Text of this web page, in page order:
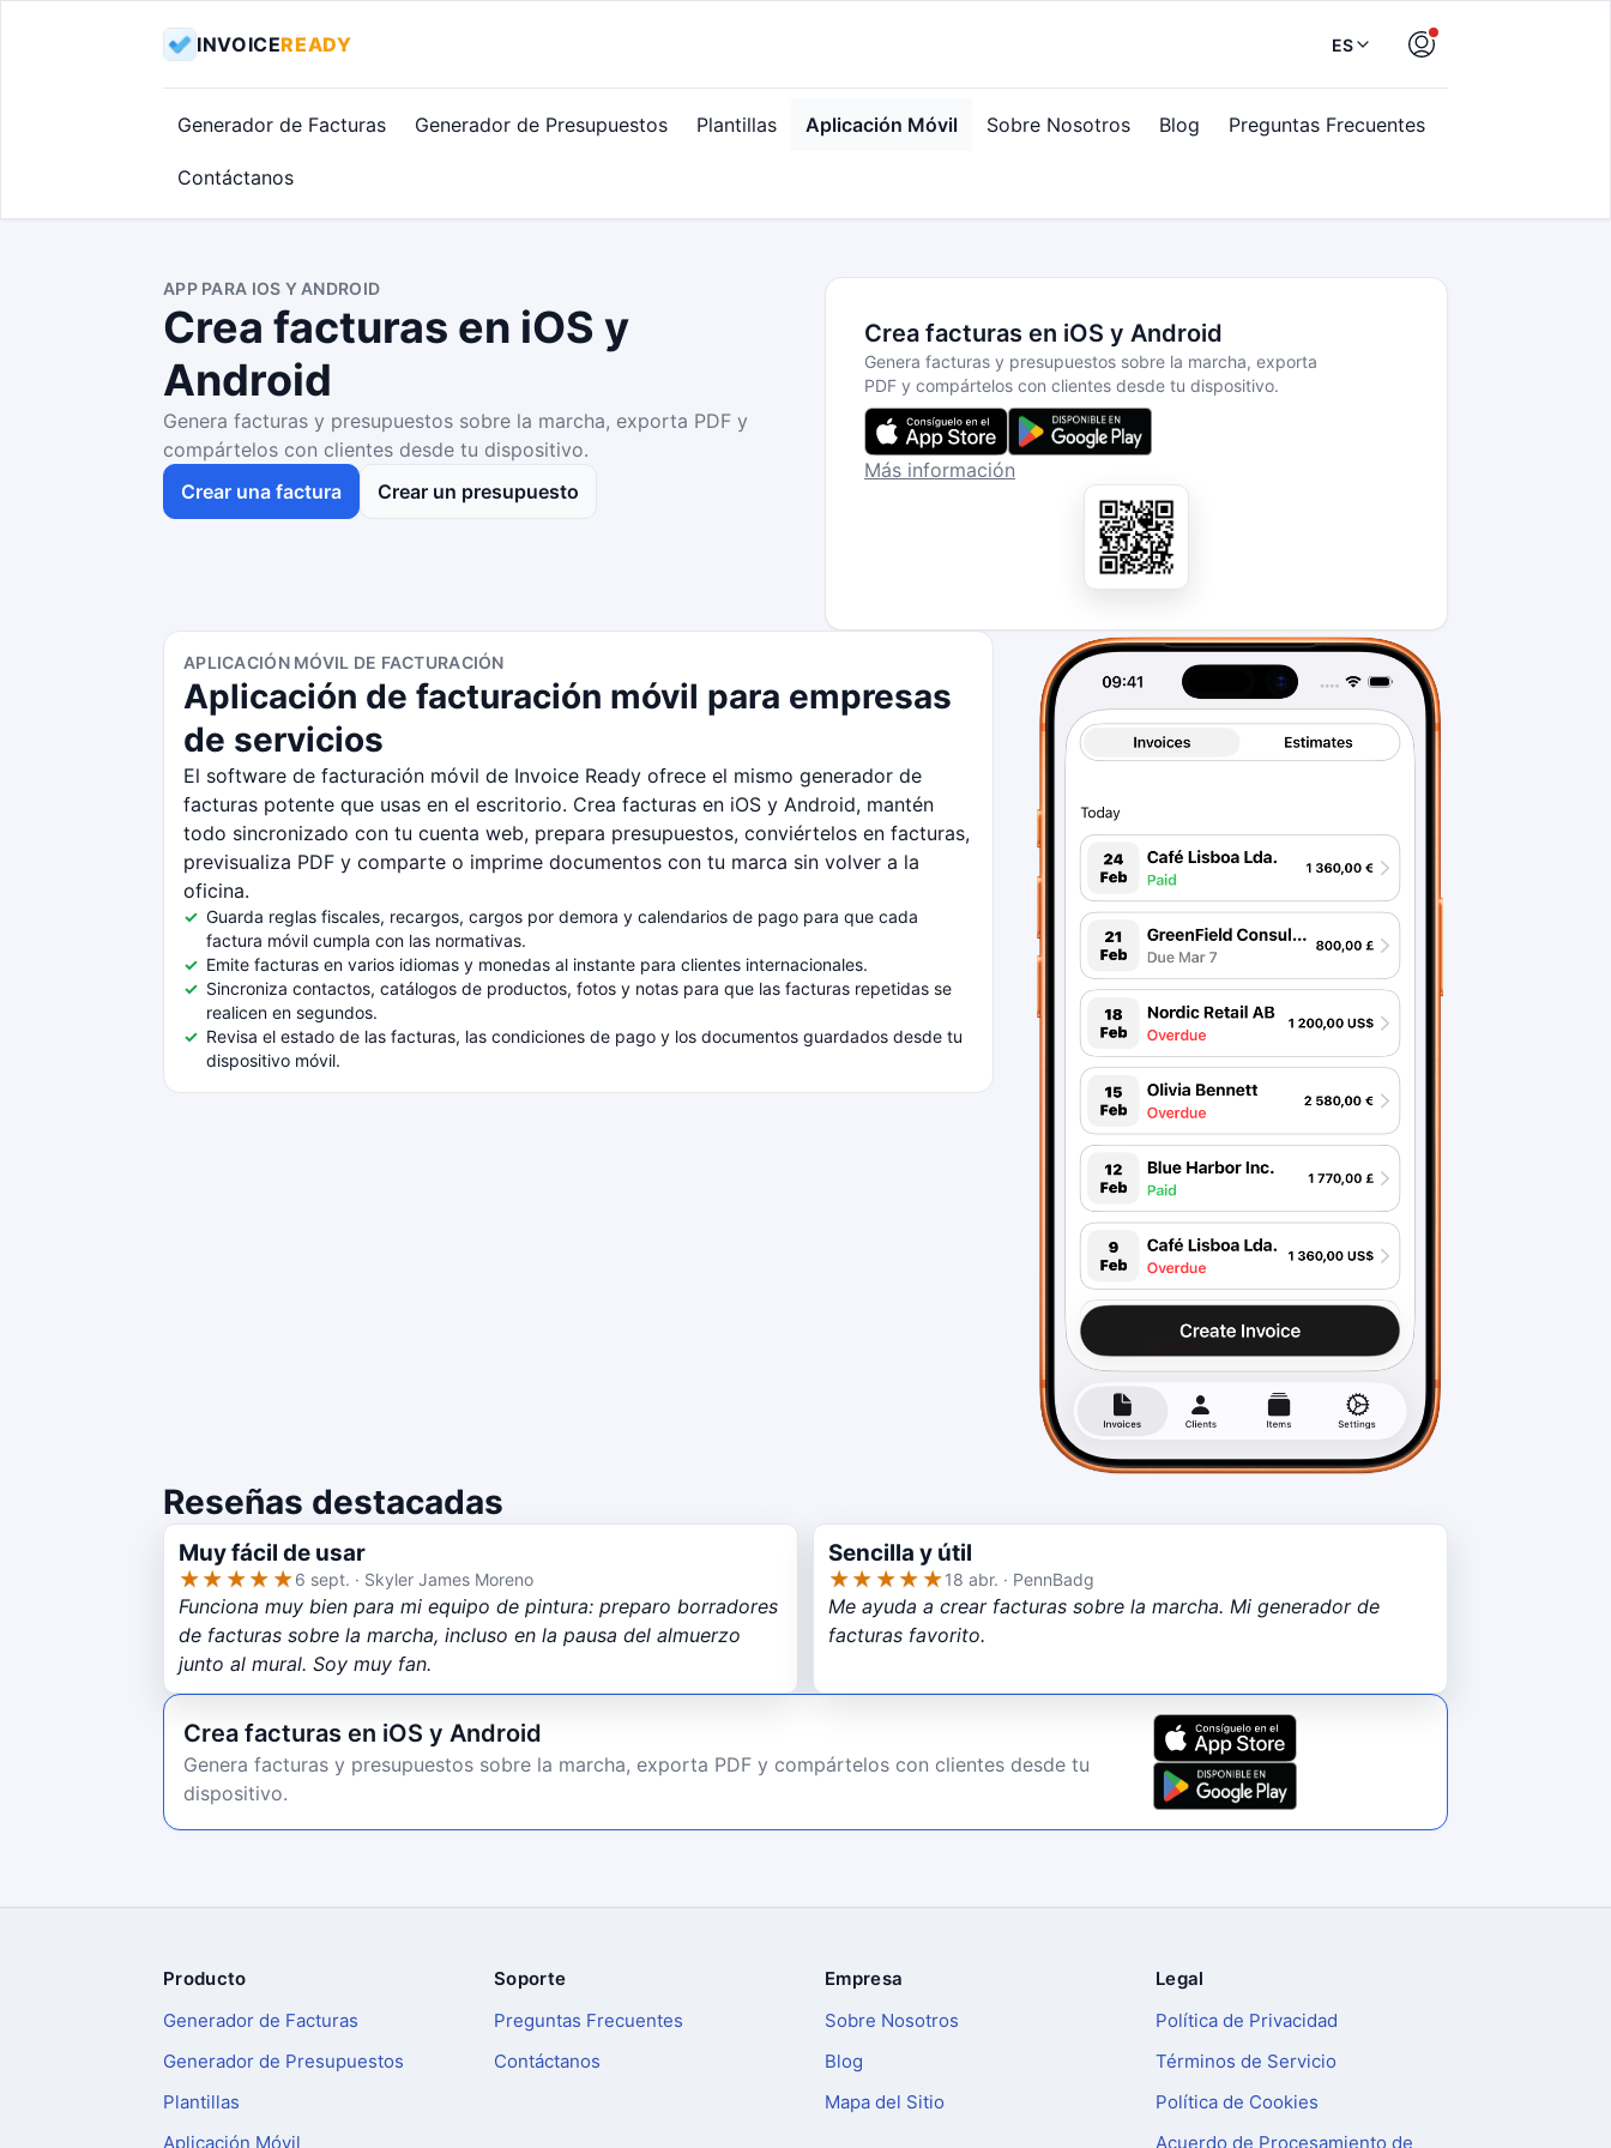
INVOICEREADY ES
Generador de Facturas Generador de Presupuestos Plantillas Aplicación Móvil Sobre Nosotros Blog Preguntas Frecuentes
Contáctanos
APP PARA IOS Y ANDROID
Crea facturas en iOS y
Android
Genera facturas y presupuestos sobre la marcha, exporta PDF y
compártelos con clientes desde tu dispositivo.
Crear una factura
Crear un presupuesto
Crea facturas en iOS y Android
Genera facturas y presupuestos sobre la marcha, exporta
PDF y compártelos con clientes desde tu dispositivo.
Más información
APLICACIÓN MÓVIL DE FACTURACIÓN
Aplicación de facturación móvil para empresas
de servicios
El software de facturación móvil de Invoice Ready ofrece el mismo generador de
facturas potente que usas en el escritorio. Crea facturas en iOS y Android, mantén
todo sincronizado con tu cuenta web, prepara presupuestos, conviértelos en facturas,
previsualiza PDF y comparte o imprime documentos con tu marca sin volver a la
oficina.
Guarda reglas fiscales, recargos, cargos por demora y calendarios de pago para que cada
factura móvil cumpla con las normativas.
Emite facturas en varios idiomas y monedas al instante para clientes internacionales.
Sincroniza contactos, catálogos de productos, fotos y notas para que las facturas repetidas se
realicen en segundos.
Revisa el estado de las facturas, las condiciones de pago y los documentos guardados desde tu
dispositivo móvil.
Reseñas destacadas
Muy fácil de usar
★★★★★6 sept. · Skyler James Moreno
Funciona muy bien para mi equipo de pintura: preparo borradores
de facturas sobre la marcha, incluso en la pausa del almuerzo
junto al mural. Soy muy fan.
Sencilla y útil
★★★★★18 abr. · PennBadg
Me ayuda a crear facturas sobre la marcha. Mi generador de
facturas favorito.
Crea facturas en iOS y Android
Genera facturas y presupuestos sobre la marcha, exporta PDF y compártelos con clientes desde tu
dispositivo.
Pie de página
Producto
Generador de Facturas
Generador de Presupuestos
Plantillas
Aplicación Móvil
Soporte
Preguntas Frecuentes
Contáctanos
Empresa
Sobre Nosotros
Blog
Mapa del Sitio
Legal
Política de Privacidad
Términos de Servicio
Política de Cookies
Acuerdo de Procesamiento de